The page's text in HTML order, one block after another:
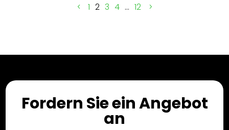
1 2 3 4 … 12
Fordern Sie ein Angebot
an